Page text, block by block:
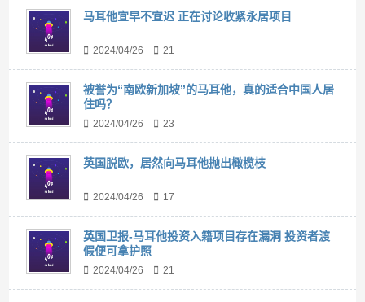
马耳他宜早不宜迟 正在讨论收紧永居项目
2024/04/26 21
被誉为“南欧新加坡”的马耳他，真的适合中国人居
住吗？
2024/04/26 23
英国脱欧，居然向马耳他抛出橄榄枝
2024/04/26 17
英国卫报-马耳他投资入籍项目存在漏洞 投资者渡
假便可拿护照
2024/04/26 21